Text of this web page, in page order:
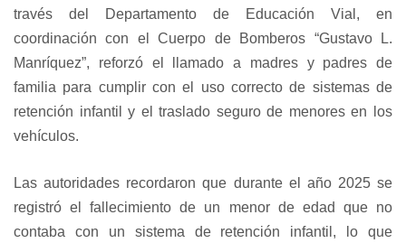
través del Departamento de Educación Vial, en
coordinación con el Cuerpo de Bomberos “Gustavo L.
Manríquez”, reforzó el llamado a madres y padres de
familia para cumplir con el uso correcto de sistemas de
retención infantil y el traslado seguro de menores en los
vehículos.
Las autoridades recordaron que durante el año 2025 se
registró el fallecimiento de un menor de edad que no
contaba con un sistema de retención infantil, lo que